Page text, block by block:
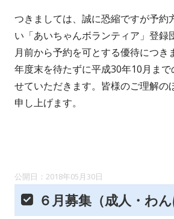
つきましては、誠に恐縮ですが予約
い「あいちゃんボランティア」登録
月前から予約を可とする優待につき
年度末を待たずに平成30年10月まで
せていただきます。皆様のご理解の
申し上げます。
2018年05月30日
６月募集（成人・わん